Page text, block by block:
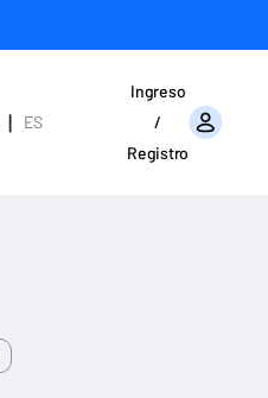
|
ES
Ingreso
/
Registro